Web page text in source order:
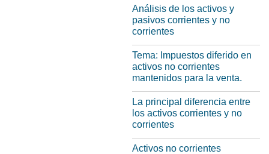
Análisis de los activos y
pasivos corrientes y no
corrientes
Tema: Impuestos diferido en
activos no corrientes
mantenidos para la venta.
La principal diferencia entre
los activos corrientes y no
corrientes
Activos no corrientes